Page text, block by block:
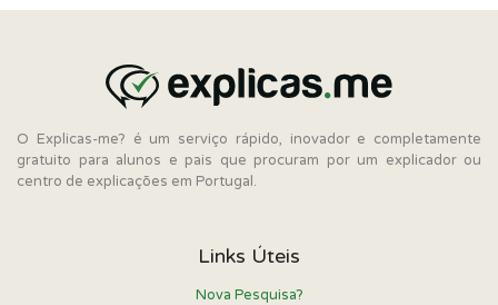
O Explicas-me? é um serviço rápido, inovador e completamente
gratuito para alunos e pais que procuram por um explicador ou
centro de explicações em Portugal.
Links Úteis
Nova Pesquisa?